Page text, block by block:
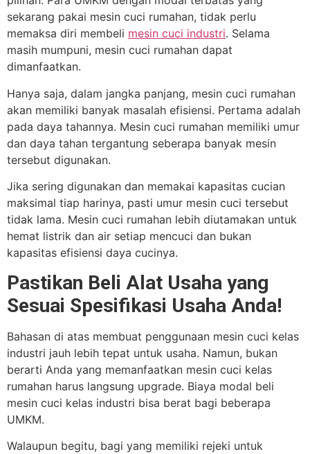
sekarang pakai mesin cuci rumahan, tidak perlu
memaksa diri membeli mesin cuci industri. Selama
masih mumpuni, mesin cuci rumahan dapat
dimanfaatkan.
Hanya saja, dalam jangka panjang, mesin cuci rumahan
akan memiliki banyak masalah efisiensi. Pertama adalah
pada daya tahannya. Mesin cuci rumahan memiliki umur
dan daya tahan tergantung seberapa banyak mesin
tersebut digunakan.
Jika sering digunakan dan memakai kapasitas cucian
maksimal tiap harinya, pasti umur mesin cuci tersebut
tidak lama. Mesin cuci rumahan lebih diutamakan untuk
hemat listrik dan air setiap mencuci dan bukan
kapasitas efisiensi daya cucinya.
Pastikan Beli Alat Usaha yang
Sesuai Spesifikasi Usaha Anda!
Bahasan di atas membuat penggunaan mesin cuci kelas
industri jauh lebih tepat untuk usaha. Namun, bukan
berarti Anda yang memanfaatkan mesin cuci kelas
rumahan harus langsung upgrade. Biaya modal beli
mesin cuci kelas industri bisa berat bagi beberapa
UMKM.
Walaupun begitu, bagi yang memiliki rejeki untuk